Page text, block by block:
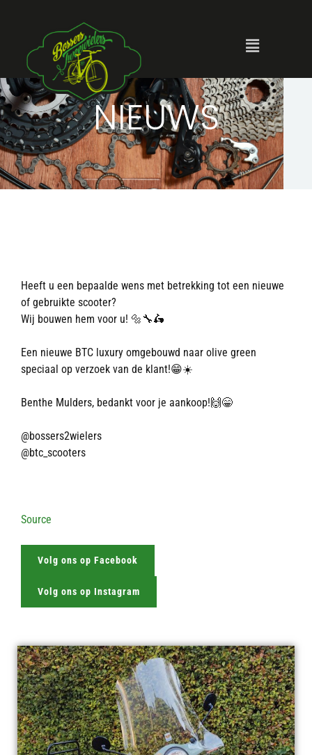
NIEUWS
Heeft u een bepaalde wens met betrekking tot een nieuwe
of gebruikte scooter?
Wij bouwen hem voor u! 🔩🔧🛵
Een nieuwe BTC luxury omgebouwd naar olive green
speciaal op verzoek van de klant!😁☀️
Benthe Mulders, bedankt voor je aankoop!🙌😁
@bossers2wielers
@btc_scooters
Source
Volg ons op Facebook
Volg ons op Instagram